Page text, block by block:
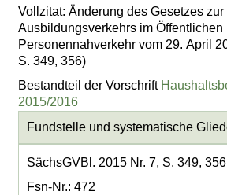
Vollzitat: Änderung des Gesetzes
Ausbildungsverkehrs im Öffentlichen
Personennahverkehr vom 29. April
S. 349, 356)
Bestandteil der Vorschrift
2015/2016
Fundstelle und systematische
SächsGVBl. 2015 Nr. 7, S. 349, 356
Fsn-Nr.: 472